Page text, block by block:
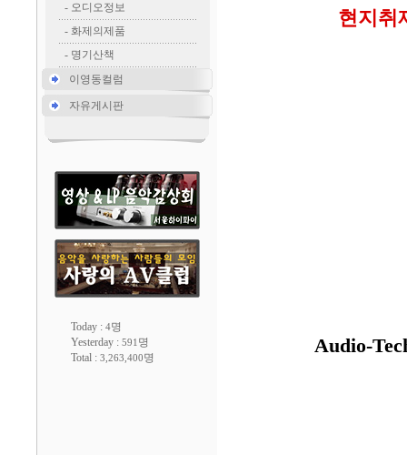
- 오디오정보
- 화제의제품
- 명기산책
이영동컬럼
자유게시판
Today : 4명
Yesterday : 591 명
Total : 3,263,400명
현지취
Audio-